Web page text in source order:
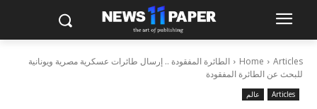
Home Articles
الطائرة المفقودة .. إرسال طائرات عسكرية مصرية ويونانية
للبحث عن الطائرة المفقودة
Articles عالم